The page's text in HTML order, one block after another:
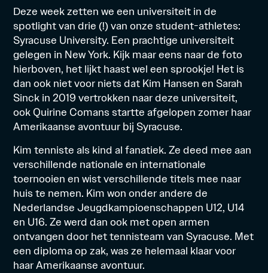
Deze week zetten we een universiteit in de
spotlight van drie (!) van onze student-athletes:
Syracuse University. Een prachtige universiteit
gelegen in New York. Kijk maar eens naar de foto
hierboven, het lijkt haast wel een sprookje! Het is
dan ook niet voor niets dat Kim Hansen en Sarah
Sinck in 2019 vertrokken naar deze universiteit,
ook Quirine Comans startte afgelopen zomer haar
Amerikaanse avontuur bij Syracuse.
Kim tenniste als kind al fanatiek. Ze deed mee aan
verschillende nationale en internationale
toernooien en wist verschillende titels mee naar
huis te nemen. Kim won onder andere de
Nederlandse Jeugdkampioenschappen U12, U14
en U16. Ze werd dan ook met open armen
ontvangen door het tennisteam van Syracuse. Met
een diploma op zak, was ze helemaal klaar voor
haar Amerikaanse avontuur.